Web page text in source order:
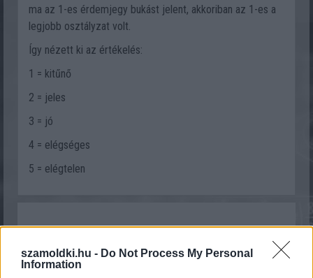
szamoldki.hu - Do Not Process My Personal
Information
ma az 1-es érdemjegy bukást jelent, akkoriban az 1-es a
legjobb osztályzat volt.
Így nézett ki az értékelés:
1 = kitűnő
2 = jeles
3 = jó
4 = elégséges
5 = elégtelen
Szólj hozzá Te is!